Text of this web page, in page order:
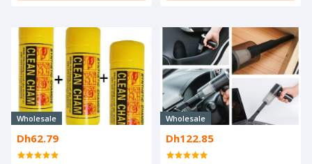
Wholesale
Dh62.79
Wholesale
Dh122.85